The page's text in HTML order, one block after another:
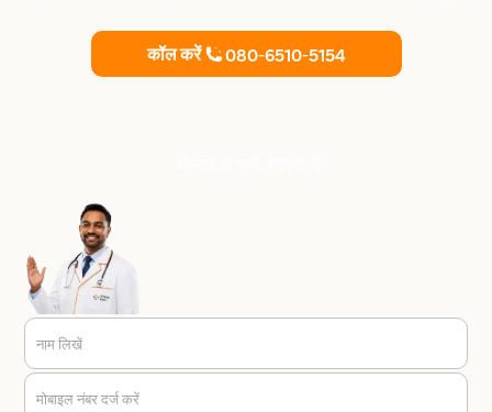
कॉल करें 080-6510-5154
नाम लिखें
मोबाइल नंबर दर्ज करें